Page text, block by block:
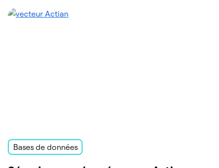
Bases de données